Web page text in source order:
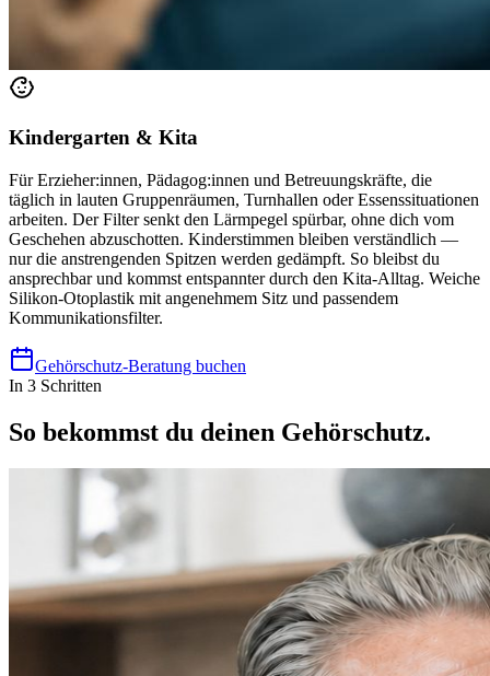
Kindergarten & Kita
Für Erzieher:innen, Pädagog:innen und Betreuungskräfte, die
täglich in lauten Gruppenräumen, Turnhallen oder Essenssituationen
arbeiten. Der Filter senkt den Lärmpegel spürbar, ohne dich vom
Geschehen abzuschotten. Kinderstimmen bleiben verständlich —
nur die anstrengenden Spitzen werden gedämpft. So bleibst du
ansprechbar und kommst entspannter durch den Kita-Alltag. Weiche
Silikon-Otoplastik mit angenehmem Sitz und passendem
Kommunikationsfilter.
Gehörschutz-Beratung buchen
In 3 Schritten
So bekommst du deinen Gehörschutz.